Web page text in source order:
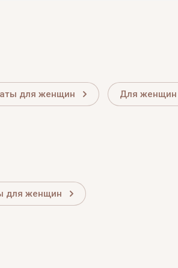
для женщин Для женщин
для женщин